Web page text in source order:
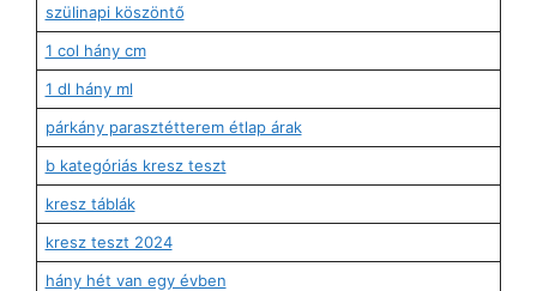
szülinapi köszöntő
1 col hány cm
1 dl hány ml
párkány parasztétterem étlap árak
b kategóriás kresz teszt
kresz táblák
kresz teszt 2024
hány hét van egy évben